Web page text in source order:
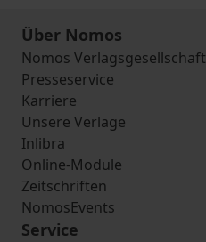
Über Nomos
Nomos Verlagsgesellschaft
Presseservice
Karriere
Unsere Verlage
Inlibra
Online-Module
Zeitschriften
NomosEvents
Service